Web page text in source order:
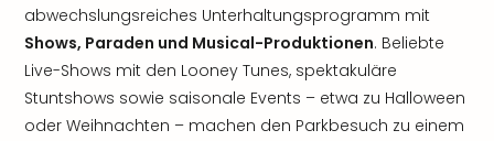
abwechslungsreiches Unterhaltungsprogramm mit
Shows, Paraden und Musical-Produktionen. Beliebte
Live-Shows mit den Looney Tunes, spektakuläre
Stuntshows sowie saisonale Events – etwa zu Halloween
oder Weihnachten – machen den Parkbesuch zu einem